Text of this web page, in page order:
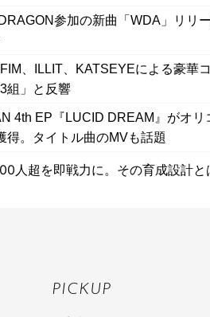
参加の新曲「WDA」リリ
、ILLIT、KATSEYEによる豪華
3組」と反響
4th EP『LUCID DREAM』がオ
得。タイトル曲のMVも話題
人超を即戦力に。その育成設計と
PICKUP